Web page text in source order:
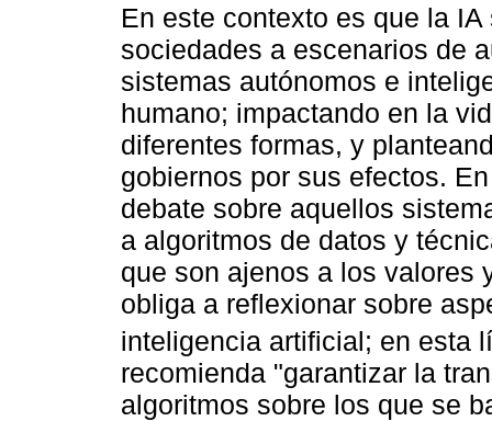
En este contexto es que la
sociedades a escenarios de
sistemas autónomos e
humano; impactando en la
diferentes formas, y
gobiernos por sus efectos.
debate sobre aquellos
a algoritmos de datos y
que son ajenos a los valores
obliga a reflexionar sobre
inteligencia artificial; en esta
recomienda "garantizar la
algoritmos sobre los que se